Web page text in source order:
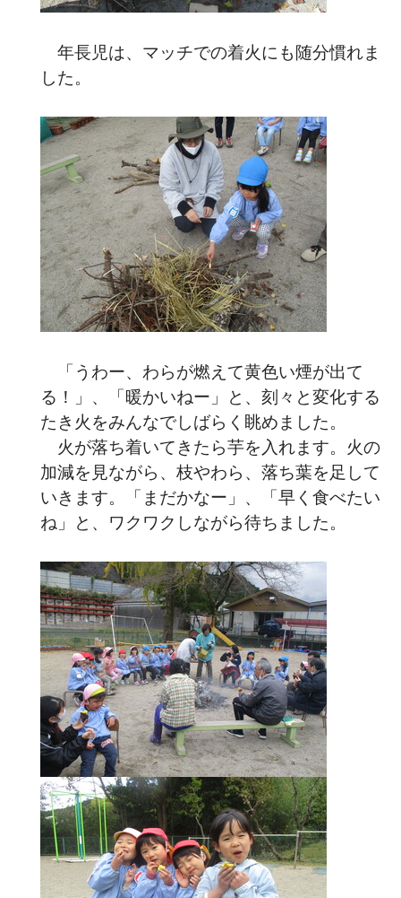
年長児は、マッチでの着火にも随分慣れま
した。
「うわー、わらが燃えて黄色い煙が出て
る！」、「暖かいねー」と、刻々と変化する
たき火をみんなでしばらく眺めました。
火が落ち着いてきたら芋を入れます。火の
加減を見ながら、枝やわら、落ち葉を足して
いきます。「まだかなー」、「早く食べたい
ね」と、ワクワクしながら待ちました。